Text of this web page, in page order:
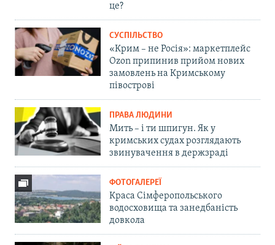
це?
СУСПІЛЬСТВО
«Крим – не Росія»: маркетплейс
Ozon припинив прийом нових
замовлень на Кримському
півострові
ПРАВА ЛЮДИНИ
Мить – і ти шпигун. Як у
кримських судах розглядають
звинувачення в держзраді
ФОТОГАЛЕРЕЇ
Краса Сімферопольського
водосховища та занедбаність
довкола